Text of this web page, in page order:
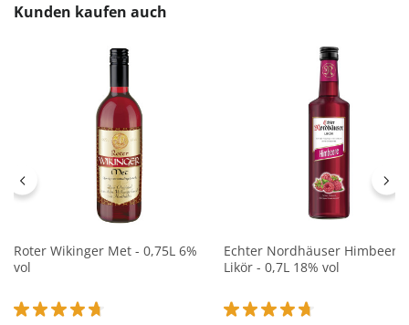
Produktgalerie überspringen
Kunden kaufen auch
Roter Wikinger Met - 0,75L 6%
vol
Echter Nordhäuser Himbeere
Likör - 0,7L 18% vol